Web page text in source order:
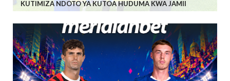
KUTIMIZA NDOTO YA KUTOA HUDUMA KWA JAMII